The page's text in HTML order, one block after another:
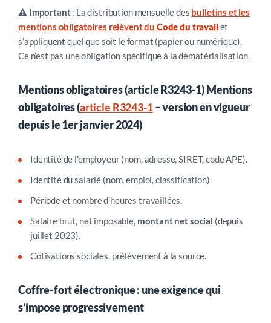
⚠️ Important: La distribution mensuelle des bulletins et les
mentions obligatoires relèvent du Code du travailet
s’appliquent quel que soit le format (papier ou numérique).
Ce n’est pas une obligation spécifique à la dématérialisation.
Mentions obligatoires (article R3243-1) Mentions
obligatoires (article R3243-1– version en vigueur
depuis le 1er janvier 2024)
Identité de l’employeur (nom, adresse, SIRET, code APE).
Identité du salarié (nom, emploi, classification).
Période et nombre d’heures travaillées.
Salaire brut, net imposable, montant net social (depuis
juillet 2023).
Cotisations sociales, prélèvement à la source.
Coffre-fort électronique : une exigence qui
s’impose progressivement